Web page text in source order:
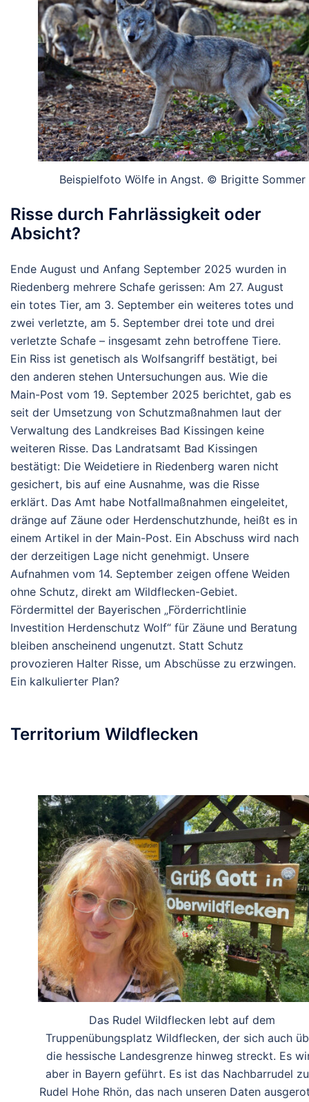
Beispielfoto Wölfe in Angst. © Brigitte Sommer
Risse durch Fahrlässigkeit oder
Absicht?
Ende August und Anfang September 2025 wurden in
Riedenberg mehrere Schafe gerissen: Am 27. August
ein totes Tier, am 3. September ein weiteres totes und
zwei verletzte, am 5. September drei tote und drei
verletzte Schafe – insgesamt zehn betroffene Tiere.
Ein Riss ist genetisch als Wolfsangriff bestätigt, bei
den anderen stehen Untersuchungen aus. Wie die
Main-Post vom 19. September 2025 berichtet, gab es
seit der Umsetzung von Schutzmaßnahmen laut der
Verwaltung des Landkreises Bad Kissingen keine
weiteren Risse. Das Landratsamt Bad Kissingen
bestätigt: Die Weidetiere in Riedenberg waren nicht
gesichert, bis auf eine Ausnahme, was die Risse
erklärt. Das Amt habe Notfallmaßnahmen eingeleitet,
dränge auf Zäune oder Herdenschutzhunde, heißt es in
einem Artikel in der Main-Post. Ein Abschuss wird nach
der derzeitigen Lage nicht genehmigt. Unsere
Aufnahmen vom 14. September zeigen offene Weiden
ohne Schutz, direkt am Wildflecken-Gebiet.
Fördermittel der Bayerischen „Förderrichtlinie
Investition Herdenschutz Wolf“ für Zäune und Beratung
bleiben anscheinend ungenutzt. Statt Schutz
provozieren Halter Risse, um Abschüsse zu erzwingen.
Ein kalkulierter Plan?
Territorium Wildflecken
Das Rudel Wildflecken lebt auf dem
Truppenübungsplatz Wildflecken, der sich auch
die hessische Landesgrenze hinweg streckt. Es
aber in Bayern geführt. Es ist das Nachbarrudel
Rudel Hohe Rhön, das nach unseren Daten